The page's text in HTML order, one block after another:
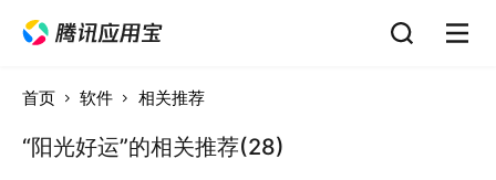
首页 软件 相关推荐
“阳光好运”的相关推荐(28)